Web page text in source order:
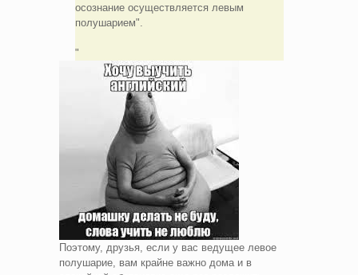
осознание осуществляется левым
полушарием".
Поэтому, друзья, если у вас ведущее левое
полушарие, вам крайне важно дома и в